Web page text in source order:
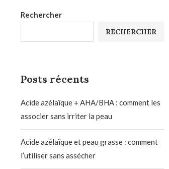
Rechercher
RECHERCHER
Posts récents
Acide azélaïque + AHA/BHA : comment les
associer sans irriter la peau
Acide azélaïque et peau grasse : comment
l’utiliser sans assécher